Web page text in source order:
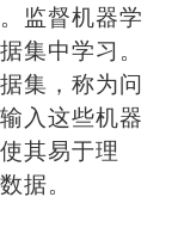
监督机器学
集中学习。
集，称为问
入这些机器
其易于理
据。